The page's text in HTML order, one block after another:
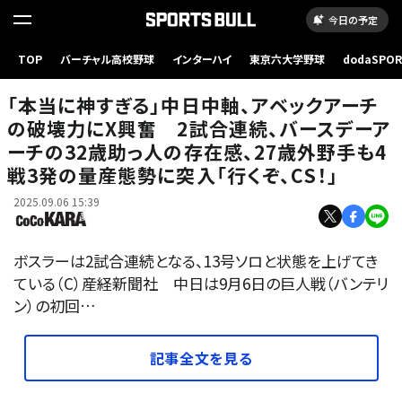
今日の予定
TOP バーチャル高校野球 インターハイ 東京六大学野球
「本当に神すぎる」中日中軸、アベックアーチ
の破壊力にX興奮 2試合連続、バースデーア
ーチの32歳助っ人の存在感、27歳外野手も4
戦3発の量産態勢に突入「行くぞ、CS！」
2025.09.06 15:39
ボスラーは2試合連続となる、13号ソロと状態を上げてき
ている（C）産経新聞社 中日は9月6日の巨人戦（バンテリ
ン）の初回…
記事全文を見る